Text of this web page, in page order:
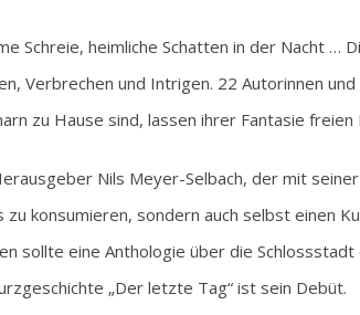
Schreie, heimliche Schatten in der Nacht …
Verbrechen und Intrigen. 22 Autorinnen
zu Hause sind, lassen ihrer Fantasie freien
Nils Meyer-Selbach, der mit
zu konsumieren, sondern auch selbst einen
sollte eine Anthologie über die
„Der letzte Tag“ ist sein Debüt.